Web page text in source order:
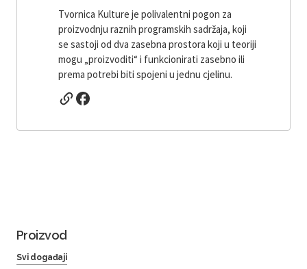
Tvornica Kulture je polivalentni pogon za
proizvodnju raznih programskih sadržaja, koji
se sastoji od dva zasebna prostora koji u teoriji
mogu „proizvoditi“ i funkcionirati zasebno ili
prema potrebi biti spojeni u jednu cjelinu.
Proizvod
Svi događaji